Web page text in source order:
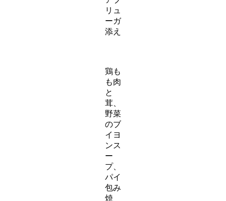
リュ
ーガ
添え
鶏も
も肉
と
茸、
野菜
のブ
イヨ
ンス
ー
プ、
パイ
包み
焼